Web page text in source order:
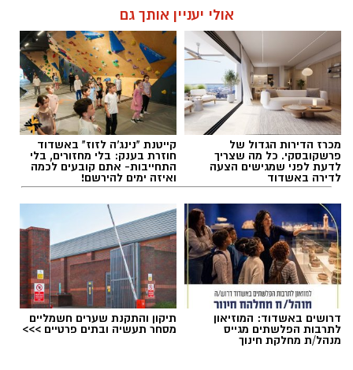
אולי יעניין אותך גם
מכרז הדירות הגדול של
פרשקובסקי. כל מה שצריך
לדעת לפני שמגישים הצעה
לדירה באשדוד
קייטנת "נינג'ה לזוז" באשדוד
חוזרת בענק: בלי מחזורים, בלי
התחייבות- אתם קובעים לכמה
ואיזה ימים להירשם!
דרושים באשדוד: המוזיאון
לתרבות הפלשתים מגייס
מנהל/ת מחלקת חינוך
תיקון והתקנת שערים חשמליים
מסחר תעשיה ובתים פרטיים >>>